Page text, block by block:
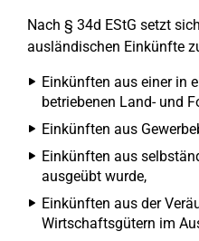
Nach § 34d EStG setzt
ausländischen Einkünfte
Einkünften aus einer in
betriebenen Land- und
Einkünften aus
Einkünften aus
ausgeübt wurde,
Einkünften aus der
Wirtschaftsgütern im